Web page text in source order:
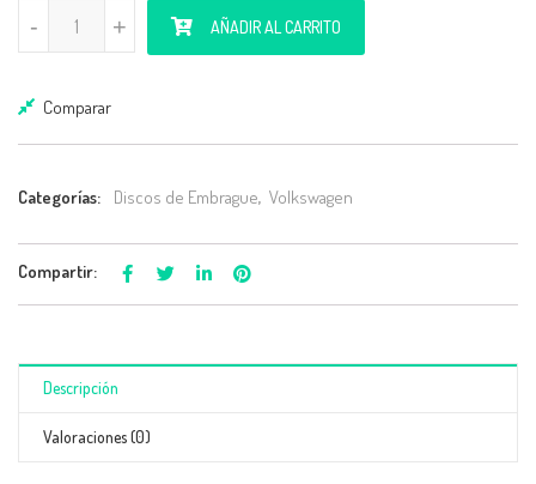
Disco ceramico núcleo reforzado CNC 6 palas doble diámetro apto
+
- +
- AÑADIR AL CARRITO
Comparar
Categorías: Discos de Embrague, Volkswagen
Compartir:
Descripción
Valoraciones (0)